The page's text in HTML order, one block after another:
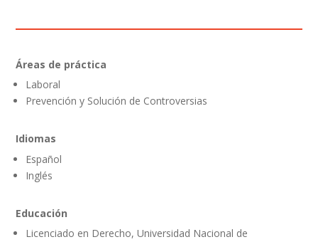
Áreas de práctica
Laboral
Prevención y Solución de Controversias
Idiomas
Español
Inglés
Educación
Licenciado en Derecho, Universidad Nacional de